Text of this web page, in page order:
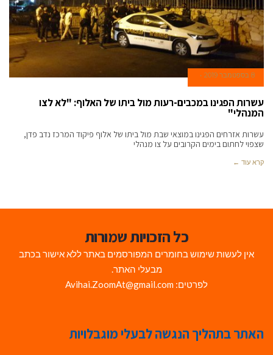
8 בספטמבר 2019
עשרות הפגינו במכבים-רעות מול ביתו של האלוף: "לא לצו
המנהלי"
עשרות אזרחים הפגינו במוצאי שבת מול ביתו של אלוף פיקוד המרכז נדב פדן,
שצפוי לחתום בימים הקרובים על צו מנהלי
קרא עוד ←
כל הזכויות שמורות
אין לעשות שימוש בחומרים המפורסמים באתר ללא אישור בכתב
מבעלי האתר.
לפרטים: Avihai.ZoomAt@gmail.com
האתר בתהליך הנגשה לבעלי מוגבלויות